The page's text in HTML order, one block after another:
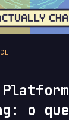
Platform
o que